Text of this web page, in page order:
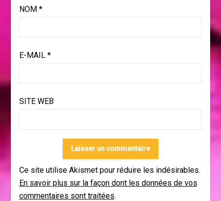
NOM *
E-MAIL *
SITE WEB
Ce site utilise Akismet pour réduire les indésirables.
En savoir plus sur la façon dont les données de vos
commentaires sont traitées.